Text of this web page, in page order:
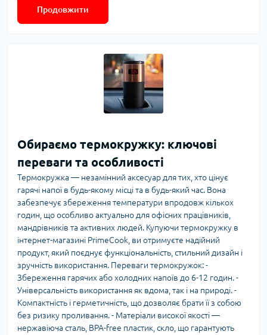
Продовжити
Обираємо термокружку: ключові
переваги та особливості
Термокружка — незамінний аксесуар для тих, хто цінує
гарячі напої в будь-якому місці та в будь-який час. Вона
забезпечує збереження температури впродовж кількох
годин, що особливо актуально для офісних працівників,
мандрівників та активних людей. Купуючи термокружку в
інтернет-магазині PrimeCook, ви отримуєте надійний
продукт, який поєднує функціональність, стильний дизайн і
зручність використання. Переваги термокружок: -
Збереження гарячих або холодних напоїв до 6-12 годин. -
Універсальність використання як вдома, так і на природі. -
Компактність і герметичність, що дозволяє брати її з собою
без ризику проливання. - Матеріали високої якості —
нержавіюча сталь, BPA-free пластик, скло, що гарантують